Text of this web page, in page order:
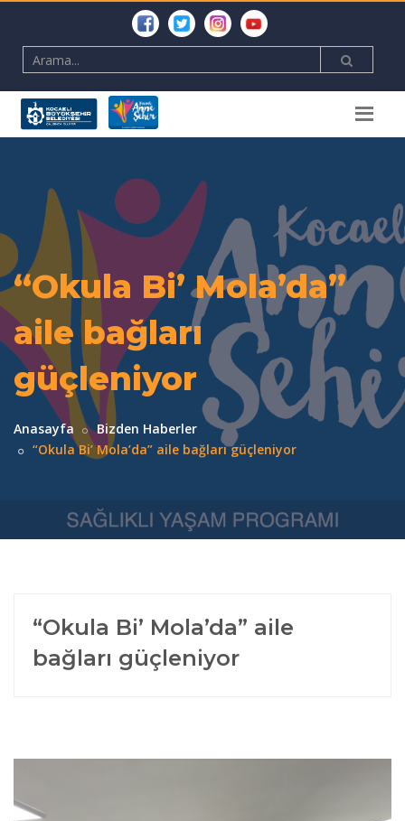
“Okula Bi’ Mola’da”
aile bağları
güçleniyor
Anasayfa
Bizden Haberler
“Okula Bi’ Mola’da” aile bağları güçleniyor
“Okula Bi’ Mola’da” aile
bağları güçleniyor